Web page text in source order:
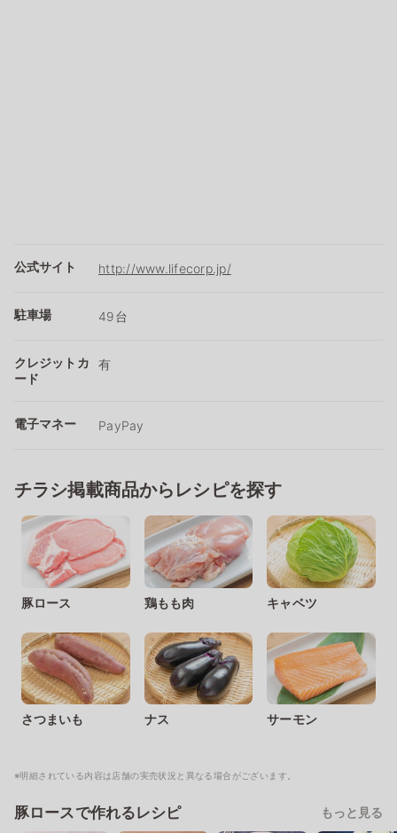
公式サイト http://www.lifecorp.jp/
駐車場 49台
クレジットカ
ード
有
電子マネー PayPay
チラシ掲載商品からレシピを探す
豚ロース 鶏もも肉 キャベツ
さつまいも ナス サーモン
※明細されている内容は店舗の実売状況と異なる場合がございます。
豚ロースで作れるレシピ もっと見る